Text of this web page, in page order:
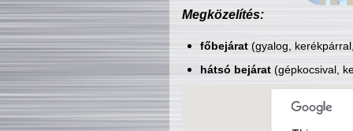
Megközelítés:
főbejárat(gyalog,
hátsó bejárat(gépkocsival,